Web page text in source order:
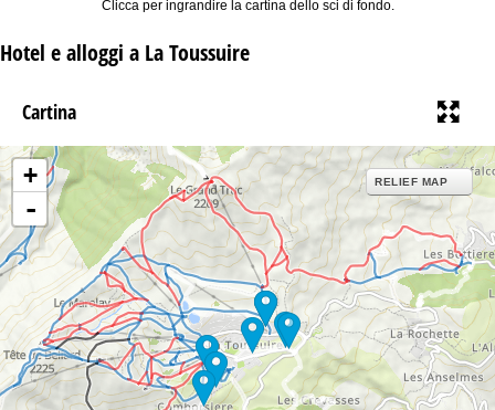
Clicca per ingrandire la cartina dello sci di fondo.
Hotel e alloggi a La Toussuire
Cartina
+
-
RELIEF MAP